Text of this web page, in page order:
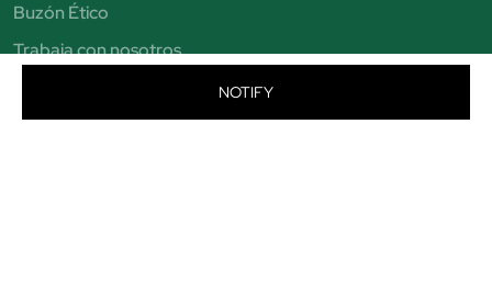
NOTIFY
Buzón Ético
Trabaja con nosotros